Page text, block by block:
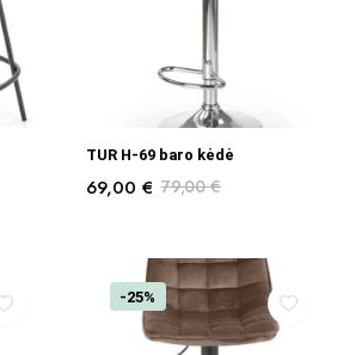
Į KREPŠELĮ
TUR H-69 baro kėdė
79,00€
69,00 €
-25%